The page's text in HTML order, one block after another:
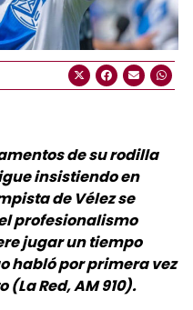
de su rodilla
insistiendo en
de Vélez se
profesionalismo
jugar un tiempo
habló por primera vez
Red, AM 910).